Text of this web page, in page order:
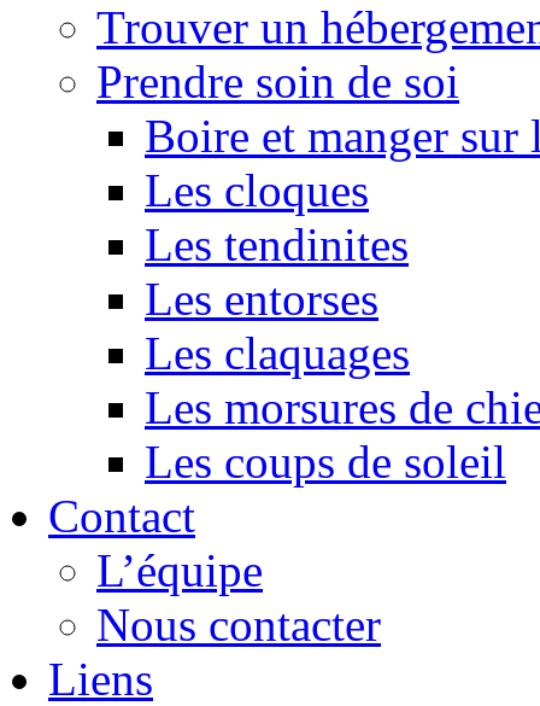
Trouver un
Prendre soin de soi
Boire et manger
Les cloques
Les tendinites
Les entorses
Les claquages
Les morsures de
Les coups de soleil
Contact
L’équipe
Nous contacter
Liens